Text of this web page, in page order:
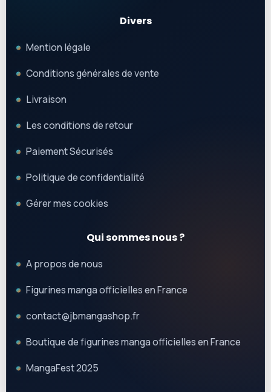
Divers
Mention légale
Conditions générales de vente
Livraison
Les conditions de retour
Paiement Sécurisés
Politique de confidentialité
Gérer mes cookies
Qui sommes nous ?
A propos de nous
Figurines manga officielles en France
contact@jbmangashop.fr
Boutique de figurines manga officielles en France
MangaFest 2025